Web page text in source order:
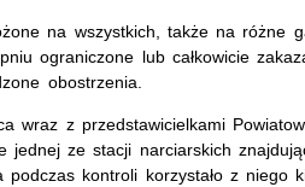
na wszystkich, także na różne
ograniczone lub całkowicie
obostrzenia.
wraz z przedstawicielkami
jednej ze stacji narciarskich
podczas kontroli korzystało z niego